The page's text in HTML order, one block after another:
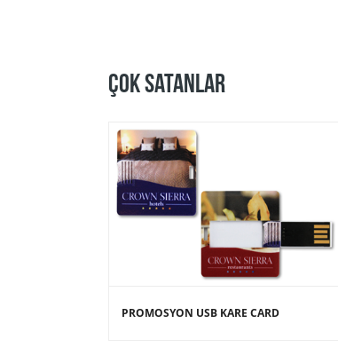
ÇOK SATANLAR
PROMOSYON USB KARE CARD